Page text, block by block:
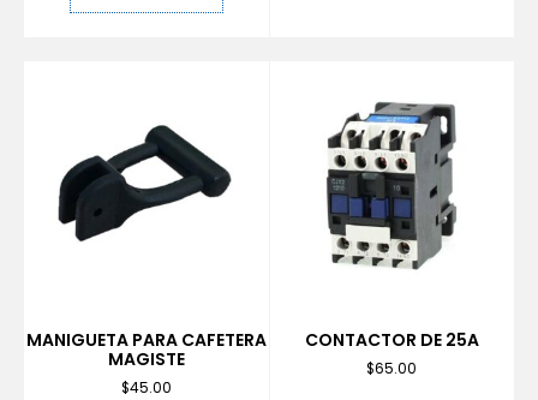
MANIGUETA PARA CAFETERA
MAGISTE
$45.00
CONTACTOR DE 25A
$65.00